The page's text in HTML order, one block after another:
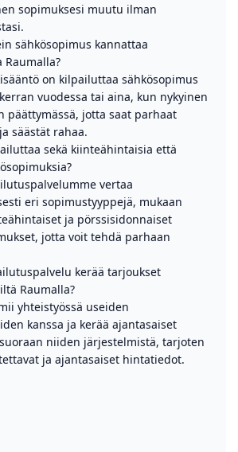
sopimuksesi muutu ilman
sähkösopimus kannattaa
on kilpailuttaa sähkösopimus
vuodessa tai aina, kun nykyinen
päättymässä, jotta saat parhaat
säästät rahaa.
sekä kiinteähintaisia että
vertaa
eri sopimustyyppejä, mukaan
ja pörssisidonnaiset
jotta voit tehdä parhaan
kerää tarjoukset
Raumalla?
yhteistyössä useiden
kanssa ja kerää ajantasaiset
niiden järjestelmistä, tarjoten
ja ajantasaiset hintatiedot.